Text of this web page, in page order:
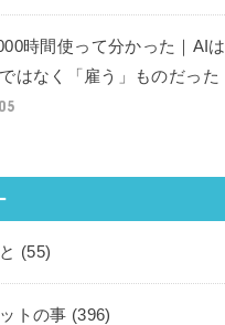
時間使って分かった｜AIは
ではなく「雇う」ものだった
(55)
トの事 (396)